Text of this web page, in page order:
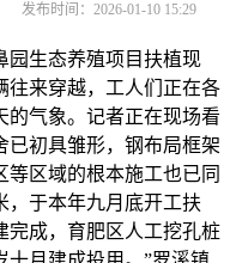
发布时间：2026-01-10 15:29
生态养殖项目扶植现
往来穿越，工人们正在各
的气象。记者正在现场看
已初具雏形，钢布局框架
区域的根本施工也已同
，于本年九月底开工扶
完成，育肥区人工挖孔桩